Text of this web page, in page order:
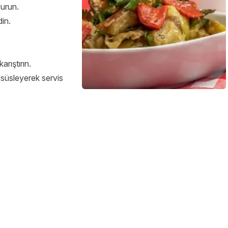
servis